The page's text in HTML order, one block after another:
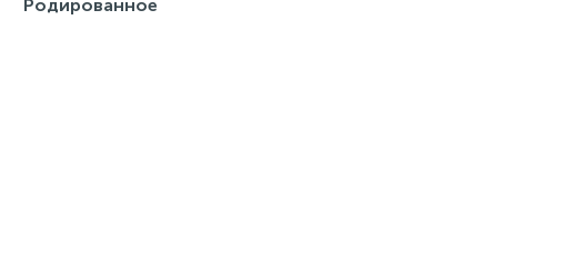
Родированное